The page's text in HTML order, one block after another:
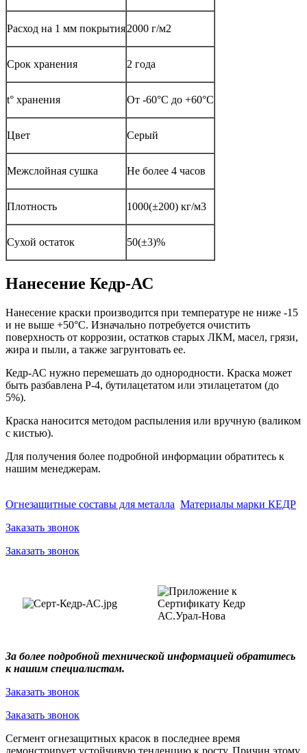
Расход на 1 мм покрытия2000 г/м2
Срок хранения 2 года
t° хранения От -60°С до +60°С
Цвет Серый
Межслойная сушка Не более 4 часов
Плотность 1000(±200) кг/м3
Сухой остаток 50(±3)%
Нанесение Кедр-АС
Нанесение краски производится при температуре не ниже -15
и не выше +50°С. Изначально потребуется очистить
поверхность от коррозии, остатков старых ЛКМ, масел, грязи,
жира и пыли, а также загрунтовать ее.
Кедр-АС нужно перемешать до однородности. Краска может
быть разбавлена Р-4, бутилацетатом или этилацетатом (до
5%).
Краска наносится методом распыления или вручную (валиком
с кистью).
Для получения более подробной информации обратитесь к
нашим менеджерам.
Огнезащитные составы для металла Материалы марки КЕДР
Заказать звонок
Заказать звонок
За более подробной технической информацией обратитесь
к нашим специалистам.
Заказать звонок
Заказать звонок
Сегмент огнезащитных красок в последнее время